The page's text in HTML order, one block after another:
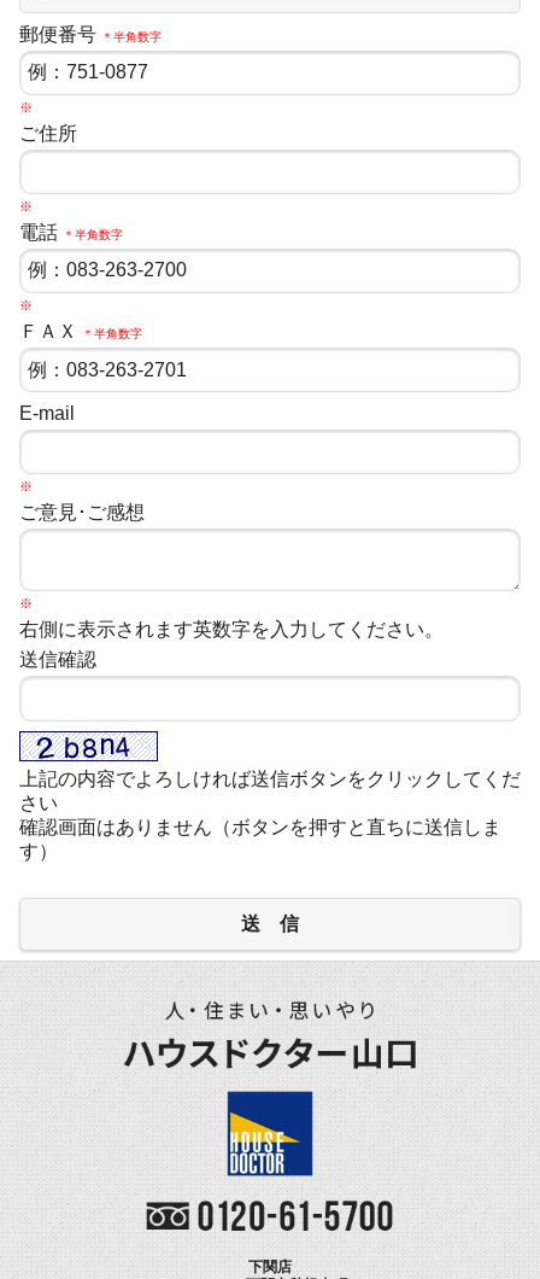
郵便番号 ＊半角数字
※
ご住所
※
電話 ＊半角数字
※
ＦＡＸ ＊半角数字
E-mail
※
ご意見･ご感想
※
右側に表示されます英数字を入力してください。
送信確認
上記の内容でよろしければ送信ボタンをクリックしてくだ
さい
確認画面はありません（ボタンを押すと直ちに送信しま
す）
送 信
下関店